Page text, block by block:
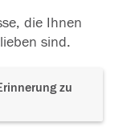
die Ihnen
sind.
zu